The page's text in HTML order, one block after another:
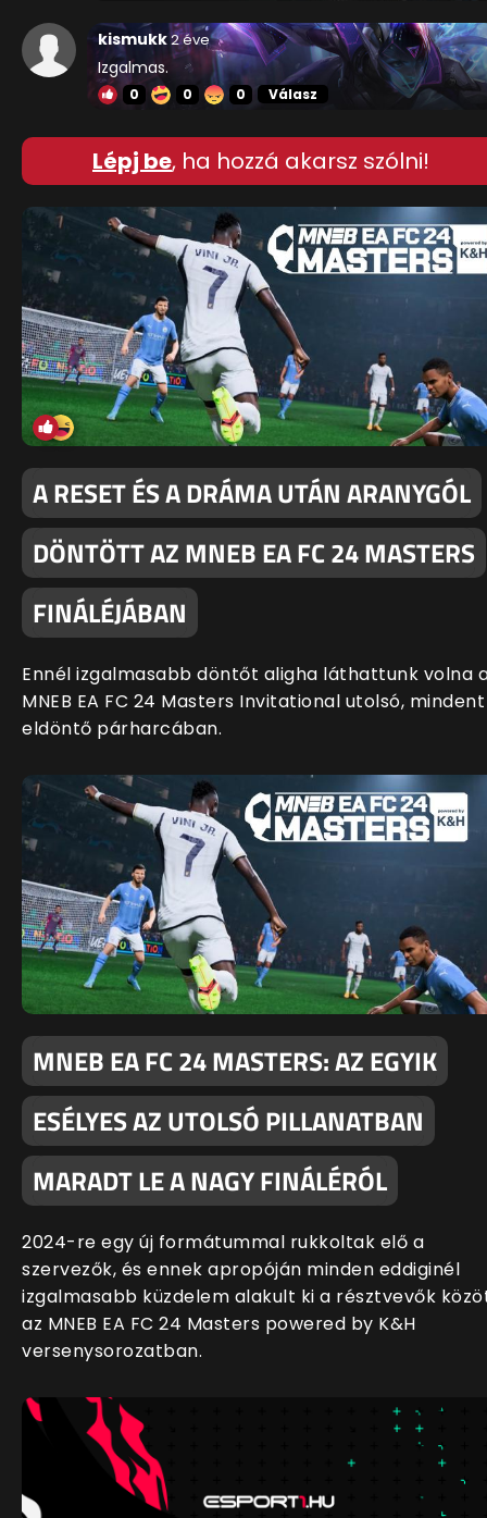
kismukk2 éve
Izgalmas.
0 0 0 Válasz
Lépj be, ha hozzá akarsz szólni!
A RESET ÉS A DRÁMA UTÁN ARANYGÓL
DÖNTÖTT AZ MNEB EA FC 24 MASTERS
FINÁLÉJÁBAN
Ennél izgalmasabb döntőt aligha láthattunk volna
MNEB EA FC 24 Masters Invitational utolsó, mindent
eldöntő párharcában.
MNEB EA FC 24 MASTERS: AZ EGYIK
ESÉLYES AZ UTOLSÓ PILLANATBAN
MARADT LE A NAGY FINÁLÉRÓL
2024-re egy új formátummal rukkoltak elő a
szervezők, és ennek apropóján minden eddiginél
izgalmasabb küzdelem alakult ki a résztvevők
az MNEB EA FC 24 Masters powered by K&H
versenysorozatban.